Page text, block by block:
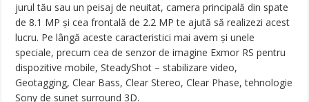
jurul tău sau un peisaj de neuitat, camera principală din spate
de 8.1 MP şi cea frontală de 2.2 MP te ajută să realizezi acest
lucru. Pe lângă aceste caracteristici mai avem şi unele
speciale, precum cea de senzor de imagine Exmor RS pentru
dispozitive mobile, SteadyShot – stabilizare video,
Geotagging, Clear Bass, Clear Stereo, Clear Phase, tehnologie
Sony de sunet surround 3D.